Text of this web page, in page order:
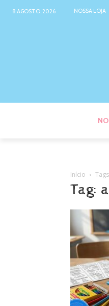
8 AGOSTO, 2026 NOSSA LOJA
Início Tags
Tag: